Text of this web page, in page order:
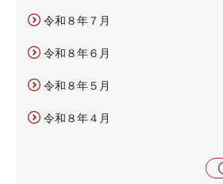
令和８年７月
令和８年６月
令和８年５月
令和８年４月